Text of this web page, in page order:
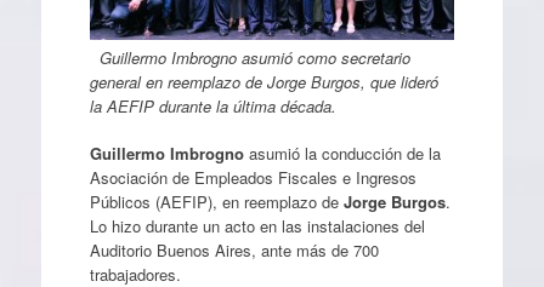
Guillermo Imbrogno asumió como secretario
general en reemplazo de Jorge Burgos, que lideró
la AEFIP durante la última década.
Guillermo Imbrogno asumió la conducción de la
Asociación de Empleados Fiscales e Ingresos
Públicos (AEFIP), en reemplazo deJorge Burgos.
Lo hizo durante un acto en las instalaciones del
Auditorio Buenos Aires, ante más de 700
trabajadores.